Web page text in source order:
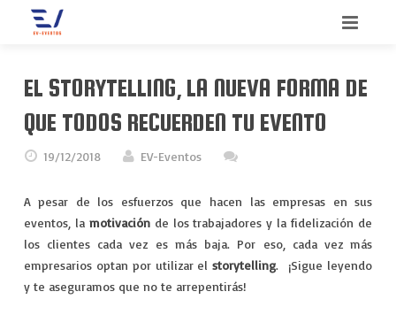
SERVICIOS
CONVENCIONES
INCENTIVOS
CONTACTO
BLOG
EL STORYTELLING, LA NUEVA FORMA DE
QUE TODOS RECUERDEN TU EVENTO
19/12/2018 EV-Eventos
A pesar de los esfuerzos que hacen las empresas en sus
eventos, la motivaciónde los trabajadores y la fidelización de
los clientes cada vez es más baja. Por eso, cada vez más
empresarios optan por utilizar elstorytelling. ¡Sigue leyendo
y te aseguramos que no te arrepentirás!